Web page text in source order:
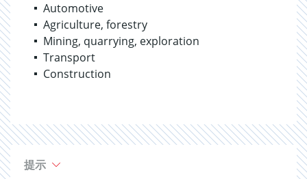
Automotive
Agriculture, forestry
Mining, quarrying, exploration
Transport
Construction
提示